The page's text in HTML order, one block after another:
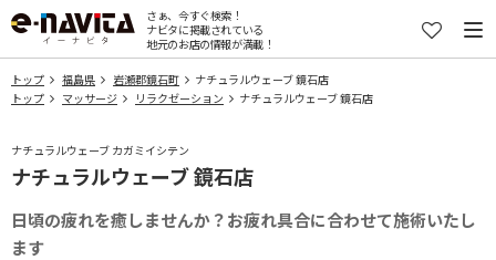
さぁ、今すぐ検索！
ナビタに掲載されている
地元のお店の情報が満載！
トップ 福島県 岩瀬郡鏡石町
ナチュラルウェーブ 鏡石店
トップ
マッサージ リラクゼーション ナチュラルウェーブ 鏡石店
ナチュラルウェーブ カガミイシテン
ナチュラルウェーブ 鏡石店
日頃の疲れを癒しませんか？お疲れ具合に合わせて施術いたし
ます